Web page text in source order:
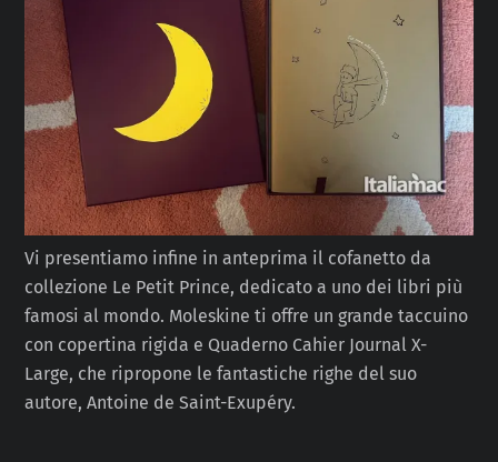
Vi presentiamo infine in anteprima il cofanetto da
collezione Le Petit Prince, dedicato a uno dei libri più
famosi al mondo. Moleskine ti offre un grande taccuino
con copertina rigida e Quaderno Cahier Journal X-
Large, che ripropone le fantastiche righe del suo
autore, Antoine de Saint-Exupéry.